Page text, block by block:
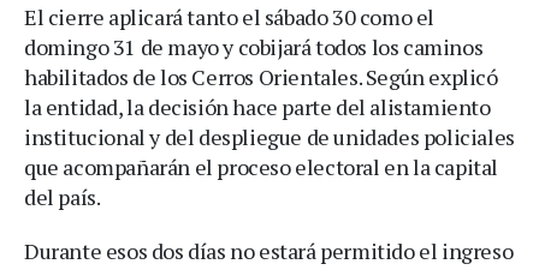
El cierre aplicará tanto el sábado 30 como el
domingo 31 de mayo y cobijará todos los caminos
habilitados de los Cerros Orientales. Según explicó
la entidad, la decisión hace parte del alistamiento
institucional y del despliegue de unidades policiales
que acompañarán el proceso electoral en la capital
del país.
Durante esos dos días no estará permitido el ingreso